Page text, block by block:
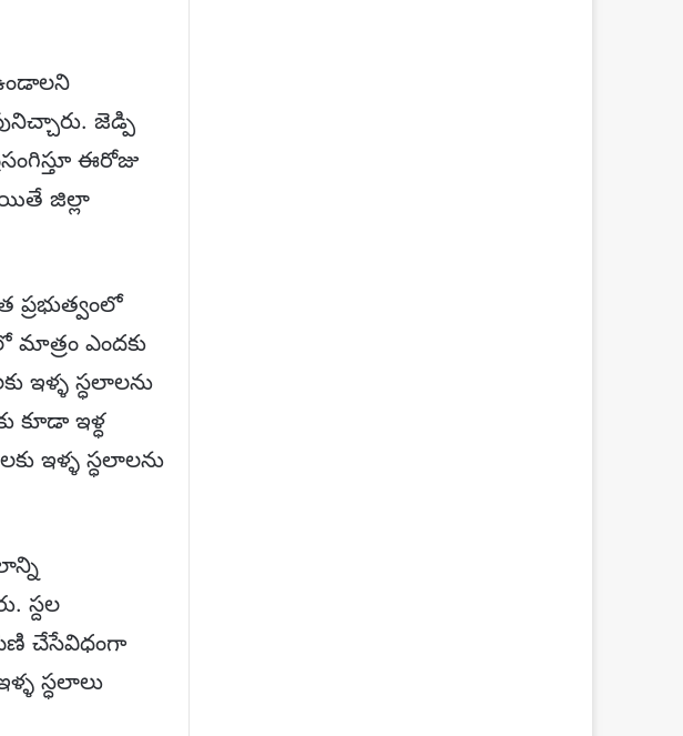
జెడ్పి
ఈరోజు
జిల్లా
ప్రభుత్వంలో
ఎందకు
ఇళ్ళ స్ధలాలను
కూడా ఇళ్ధ
ఇళ్ళ స్ధలాలను
స్దల
చేసేవిధంగా
స్ధలాలు